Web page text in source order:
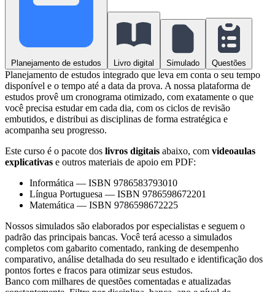
Planejamento de estudos Livro digital Simulado Questões
Planejamento de estudos integrado que leva em conta o seu tempo
disponível e o tempo até a data da prova. A nossa plataforma de
estudos provê um cronograma otimizado, com exatamente o que
você precisa estudar em cada dia, com os ciclos de revisão
embutidos, e distribui as disciplinas de forma estratégica e
acompanha seu progresso.
Este curso é o pacote dos livros digitais abaixo, com videoaulas
explicativas e outros materiais de apoio em PDF:
Informática — ISBN 9786583793010
Língua Portuguesa — ISBN 9786598672201
Matemática — ISBN 9786598672225
Nossos simulados são elaborados por especialistas e seguem o
padrão das principais bancas. Você terá acesso a simulados
completos com gabarito comentado, ranking de desempenho
comparativo, análise detalhada do seu resultado e identificação dos
pontos fortes e fracos para otimizar seus estudos.
Banco com milhares de questões comentadas e atualizadas